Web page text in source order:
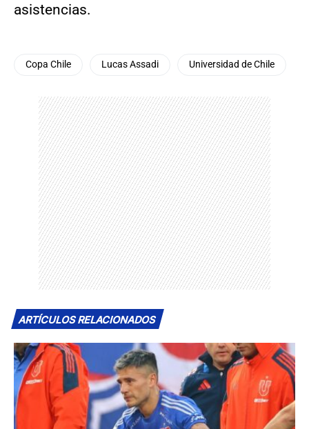
asistencias.
Copa Chile Lucas Assadi Universidad de Chile
ARTÍCULOS RELACIONADOS